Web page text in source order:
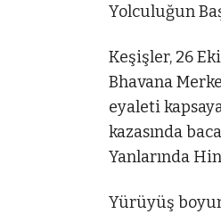
Yolculuğun
Keşişler, 26
Bhavana
eyaleti
kazasında
Yanlarında
Yürüyüş